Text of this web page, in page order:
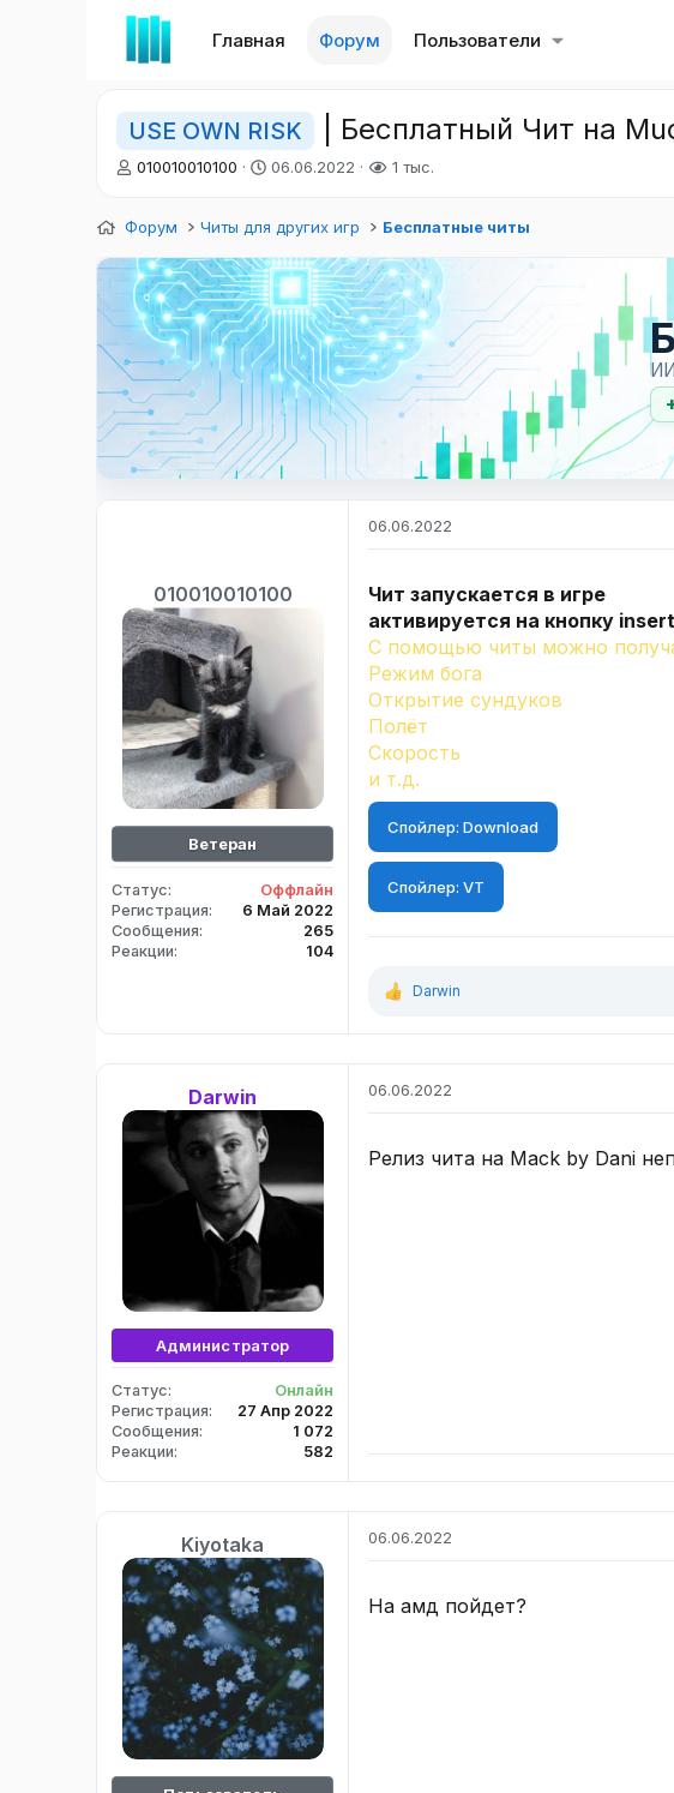
Главная Форум Пользователи
USE OWN RISK | Бесплатный Чит на
А
о
т
е
м
010010010100
Д
а
а
ч
а
а
06.06.2022 1 тыс.
Форум Читы для других игр Бесплатные читы
010010010100
Ветеран
Статус
Оффлайн
Регистрация
6 Май 2022
Сообщения
265
Реакции
104
06.06.2022
Чит запускается в игре
активируется на кнопку insert
С помощью читы можно
Режим бога
Открытие сундуков
Полёт
Скорость
и т.д.
Спойлер: Download
Спойлер: VT
Р
и
Darwin
Darwin
Администратор
Статус
Онлайн
Регистрация
27 Апр 2022
Сообщения
1 072
Реакции
582
06.06.2022
Релиз чита на Mack by Dani
Kiyotaka 06.06.2022
На амд пойдет?